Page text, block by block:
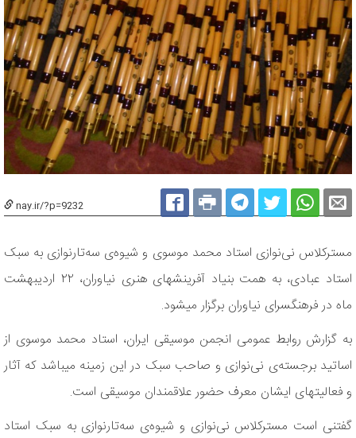
nay.ir/?p=9232
مسترکلاس نی‌‎نوازی استاد محمد موسوی و شیوه‌ی سه‌تارنوازی به سبک
استاد عبادی، به همت بنیاد آفرینش‎های هنری نیاوران، ۲۲ اردیبهشت
ماه در فرهنگسرای نیاوران برگزار می‎شود.
به گزارش روابط عمومی انجمن موسیقی ایران، استاد محمد موسوی از
اساتید برجسته‌ی نی‌نوازی و صاحب سبک در این زمینه می‎باشد که آثار
و فعالیت‎های ایشان معرف حضور علاقمندان موسیقی است.
گفتنی است مسترکلاس نی‌‎نوازی و شیوه‌ی سه‌تارنوازی به سبک استاد